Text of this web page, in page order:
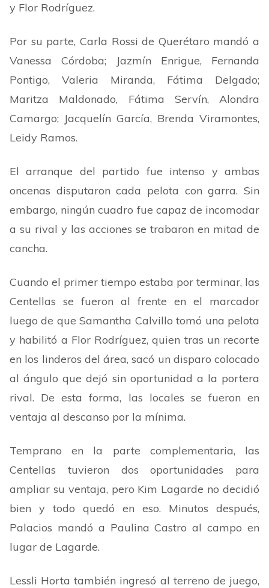
y Flor Rodríguez.
Por su parte, Carla Rossi de Querétaro mandó a
Vanessa Córdoba; Jazmín Enrigue, Fernanda
Pontigo, Valeria Miranda, Fátima Delgado;
Maritza Maldonado, Fátima Servín, Alondra
Camargo; Jacquelín García, Brenda Viramontes,
Leidy Ramos.
El arranque del partido fue intenso y ambas
oncenas disputaron cada pelota con garra. Sin
embargo, ningún cuadro fue capaz de incomodar
a su rival y las acciones se trabaron en mitad de
cancha.
Cuando el primer tiempo estaba por terminar, las
Centellas se fueron al frente en el marcador
luego de que Samantha Calvillo tomó una pelota
y habilitó a Flor Rodríguez, quien tras un recorte
en los linderos del área, sacó un disparo colocado
al ángulo que dejó sin oportunidad a la portera
rival. De esta forma, las locales se fueron en
ventaja al descanso por la mínima.
Temprano en la parte complementaria, las
Centellas tuvieron dos oportunidades para
ampliar su ventaja, pero Kim Lagarde no decidió
bien y todo quedó en eso. Minutos después,
Palacios mandó a Paulina Castro al campo en
lugar de Lagarde.
Lessli Horta también ingresó al terreno de juego,